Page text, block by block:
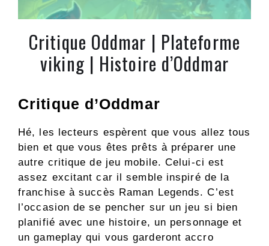
Critique Oddmar | Plateforme
viking | Histoire d’Oddmar
Critique d’Oddmar
Hé, les lecteurs espèrent que vous allez tous
bien et que vous êtes prêts à préparer une
autre critique de jeu mobile. Celui-ci est
assez excitant car il semble inspiré de la
franchise à succès Raman Legends. C’est
l’occasion de se pencher sur un jeu si bien
planifié avec une histoire, un personnage et
un gameplay qui vous garderont accro